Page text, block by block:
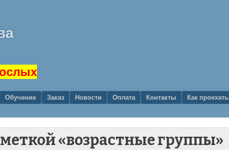
Обучение Заказ Новости Оплата Контакты Как проехать
меткой «возрастные группы»